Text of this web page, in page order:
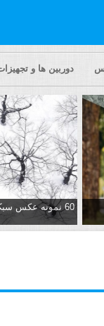
دوربین ها و
60 نمونه عکس سبک ماکسیمالیسم